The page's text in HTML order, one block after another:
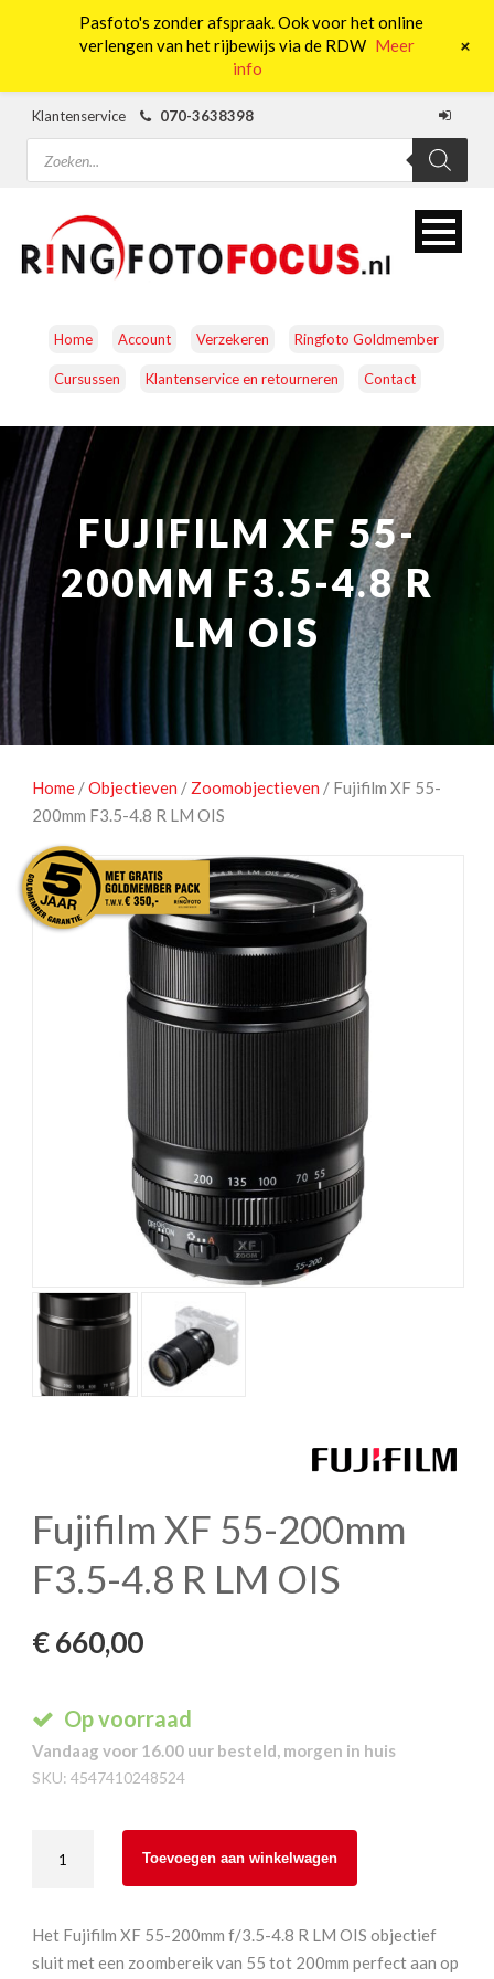
Klantenservice
070-3638398
Producten
zoeken
Home Account Verzekeren Ringfoto Goldmember
Cursussen Klantenservice en retourneren Contact
CAMERA’S OBJECTIEVEN ACCESSOIRES
NATUUROBSERVATIE MEDIA EN ENERGIE
STUDIOFOTOGRAFIE OCCASIONS
FUJIFILM XF 55-
200MM F3.5-4.8 R
LM OIS
Home /Objectieven / Zoomobjectieven / Fujifilm XF 55-
200mm F3.5-4.8 R LM OIS
Fujifilm XF 55-200mm
F3.5-4.8 R LM OIS
€660,00
Op voorraad
Vandaag voor 16.00 uur besteld, morgen in huis
SKU: 4547410248524
200mm
F3.5-
Toevoegen aan winkelwagen
Het Fujifilm XF 55-200mm f/3.5-4.8 R LM OIS objectief
sluit met een zoombereik van 55 tot 200mm perfect aan op
Pasfoto's zonder afspraak. Ook voor het online
verlengen van het rijbewijs via de RDW Meer
info
+